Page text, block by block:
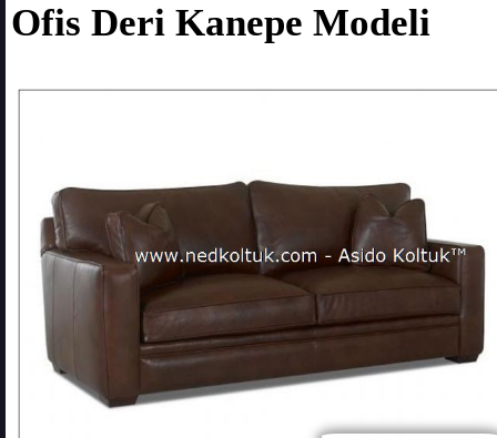
Ofis Deri Kanepe Modeli